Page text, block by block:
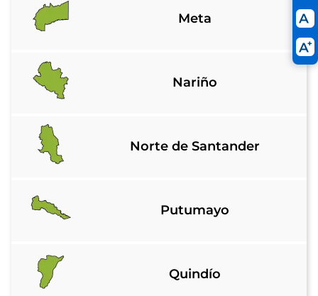
Meta
Nariño
Norte de Santander
Putumayo
Quindío